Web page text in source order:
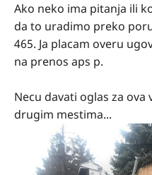
Ako neko ima pitanja ili
da to uradimo preko
465. Ja placam overu
na prenos aps p.
Necu davati oglas za ova
drugim mestima...